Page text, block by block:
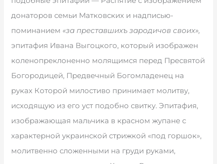
донаторов семьи Матковских и надписью-
поминанием «за преставшихъ зародичов своих»,
эпитафия Ивана Выгоцкого, который изображен
коленопреклоненно молящимся перед Пресвятой
Богородицей, Предвечный Богомладенец на
руках Которой милостиво принимает молитву,
исходящую из его уст подобно свитку. Эпитафия,
изображающая мальчика в красном жупане с
характерной украинской стрижкой «под горшок»,
молитвенно сложенными на груди руками,